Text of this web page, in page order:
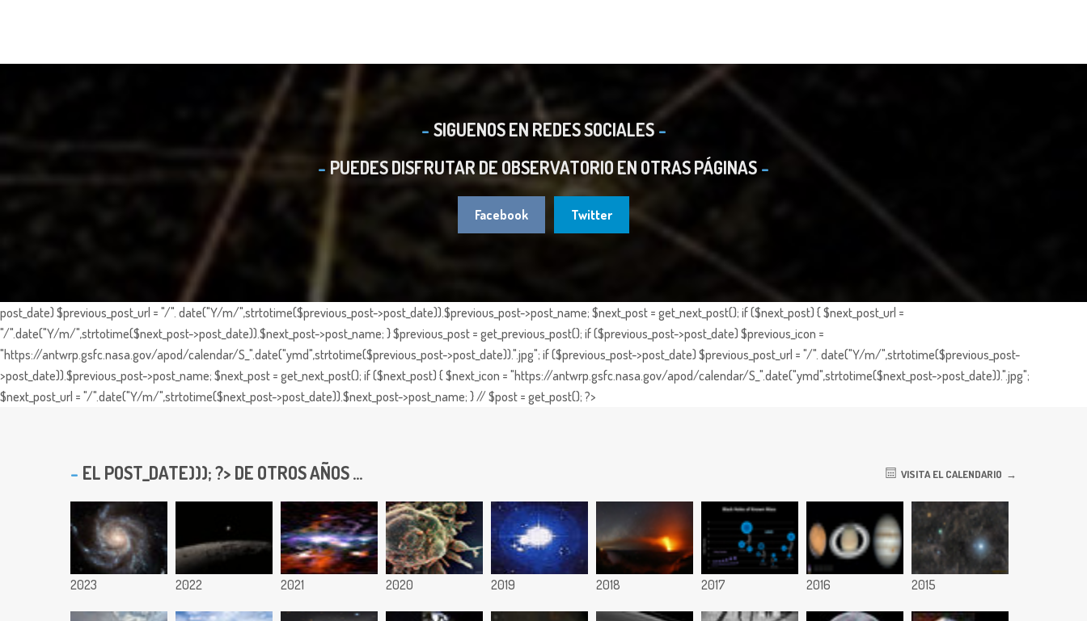
SIGUENOS EN REDES SOCIALES
PUEDES DISFRUTAR DE OBSERVATORIO EN OTRAS PÁGINAS
Facebook Twitter
post_date) $previous_post_url = "/". date("Y/m/",strtotime($previous_post->post_date)).$previous_post->post_name; $next_post = get_next_post(); if ($next_post) { $next_post_url =
"/".date("Y/m/",strtotime($next_post->post_date)).$next_post->post_name; } $previous_post = get_previous_post(); if ($previous_post->post_date) $previous_icon =
"https://antwrp.gsfc.nasa.gov/apod/calendar/S_".date("ymd",strtotime($previous_post->post_date)).".jpg"; if ($previous_post->post_date) $previous_post_url = "/". date("Y/m/",strtotime($previous_post-
>post_date)).$previous_post->post_name; $next_post = get_next_post(); if ($next_post) { $next_icon = "https://antwrp.gsfc.nasa.gov/apod/calendar/S_".date("ymd",strtotime($next_post->post_date)).".jpg";
$next_post_url = "/".date("Y/m/",strtotime($next_post->post_date)).$next_post->post_name; } // $post = get_post(); ?>
EL POST_DATE))); ?> DE OTROS AÑOS ... VISITA EL CALENDARIO
2023 2022 2021 2020 2019 2018 2017 2016 2015